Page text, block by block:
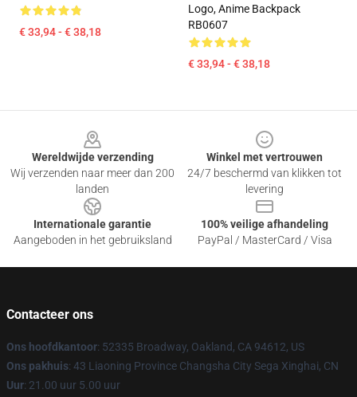
€ 33,94 - € 38,18
Logo, Anime Backpack
RB0607
€ 33,94 - € 38,18
Wereldwijde verzending
Wij verzenden naar meer dan 200
landen
Winkel met vertrouwen
24/7 beschermd van klikken tot
levering
Internationale garantie
Aangeboden in het gebruiksland
100% veilige afhandeling
PayPal / MasterCard / Visa
Contacteer ons
Ons hoofdkantoor: 52335 Broadway, Oakland, CA 94612, US
Ons pakhuis: 43 Liaoning Province Changsha City Sega Xinghai, CN
Uur: 21.00 uur 5.00 uur